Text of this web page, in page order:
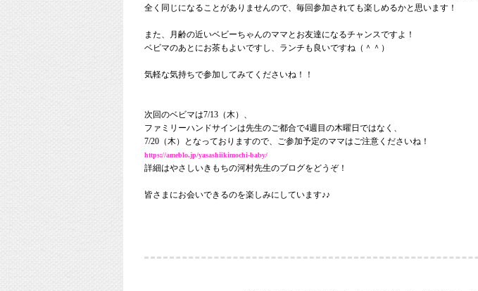
全く同じになることがありませんので、毎回参加されても楽しめるかと思います！
また、月齢の近いベビーちゃんのママとお友達になるチャンスですよ！
ベビマのあとにお茶もよいですし、ランチも良いですね（＾＾）
気軽な気持ちで参加してみてくださいね！！
次回のベビマは7/13（木）、
ファミリーハンドサインは先生のご都合で4週目の木曜日ではなく、
7/20（木）となっておりますので、ご参加予定のママはご注意くださいね！
https://ameblo.jp/yasashiikimochi-baby/
詳細はやさしいきもちの河村先生のブログをどうぞ！
皆さまにお会いできるのを楽しみにしています♪♪